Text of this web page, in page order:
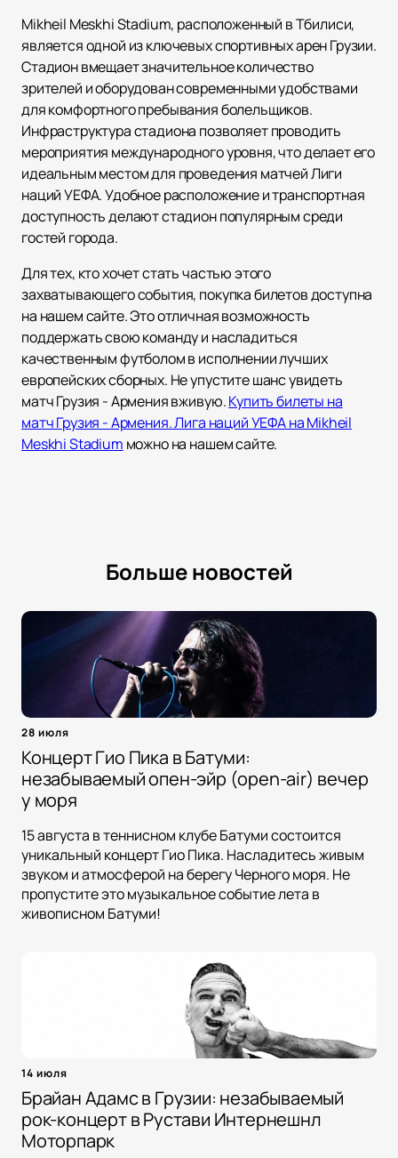
Mikheil Meskhi Stadium, расположенный в Тбилиси,
является одной из ключевых спортивных арен Грузии.
Стадион вмещает значительное количество
зрителей и оборудован современными удобствами
для комфортного пребывания болельщиков.
Инфраструктура стадиона позволяет проводить
мероприятия международного уровня, что делает его
идеальным местом для проведения матчей Лиги
наций УЕФА. Удобное расположение и транспортная
доступность делают стадион популярным среди
гостей города.
Для тех, кто хочет стать частью этого
захватывающего события, покупка билетов доступна
на нашем сайте. Это отличная возможность
поддержать свою команду и насладиться
качественным футболом в исполнении лучших
европейских сборных. Не упустите шанс увидеть
матч Грузия - Армения вживую.Купить билеты на
матч Грузия - Армения. Лига наций УЕФА на Mikheil
Meskhi Stadium можно на нашем сайте.
Больше новостей
28 июля
Концерт Гио Пика в Батуми:
незабываемый опен-эйр (open-air) вечер
у моря
15 августа в теннисном клубе Батуми состоится
уникальный концерт Гио Пика. Насладитесь живым
звуком и атмосферой на берегу Черного моря. Не
пропустите это музыкальное событие лета в
живописном Батуми!
14 июля
Брайан Адамс в Грузии: незабываемый
рок-концерт в Рустави Интернешнл
Моторпарк